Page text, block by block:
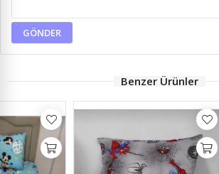
GÖNDER
Benzer Ürünler